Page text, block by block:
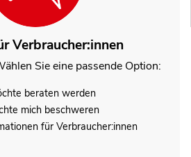
Verbraucher:innen
Sie eine passende Option:
beraten werden
mich beschweren
für Verbraucher:innen